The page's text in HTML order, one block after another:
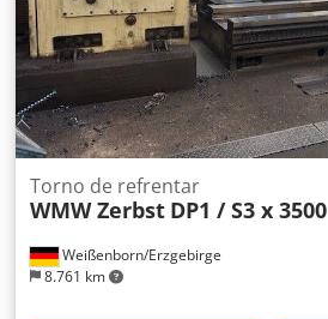
Weißenborn/Erzgebirge
8.761 km
Torno de refrentar
WMW Zerbst DP1 / S3 x 3500